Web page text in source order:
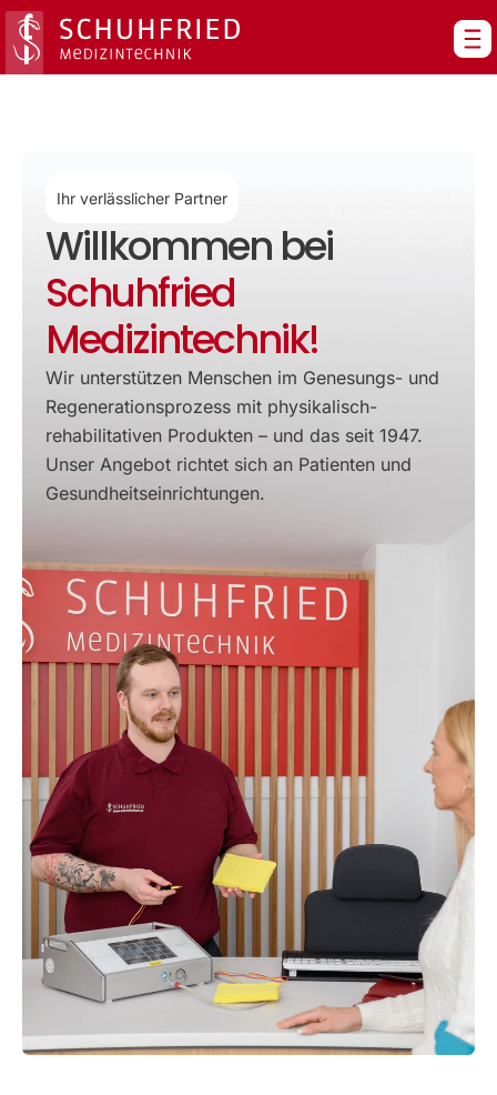
Zum
Inhalt
springen
Ihr verlässlicher Partner
Willkommen bei
Schuhfried
Medizintechnik!
Wir unterstützen Menschen im Genesungs- und
Regenerationsprozess mit physikalisch-
rehabilitativen Produkten – und das seit 1947.
Unser Angebot richtet sich an Patienten und
Gesundheitseinrichtungen.